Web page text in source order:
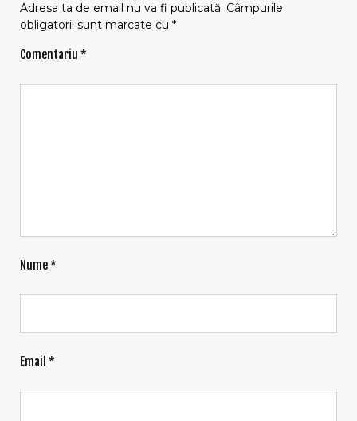
Adresa ta de email nu va fi publicată. Câmpurile
obligatorii sunt marcate cu *
Comentariu *
Nume*
Email *